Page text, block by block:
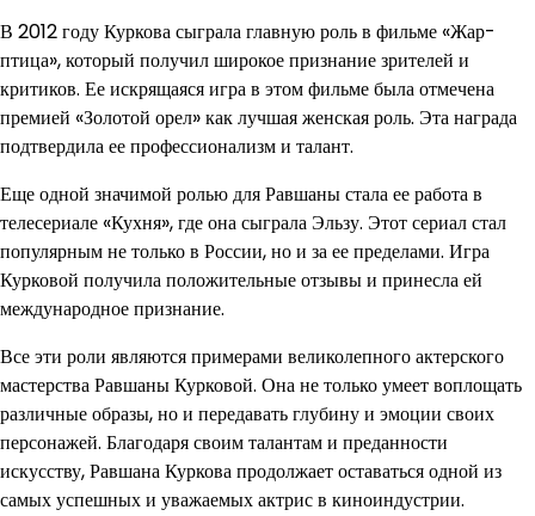
В 2012 году Куркова сыграла главную роль в фильме «Жар-
птица», который получил широкое признание зрителей и
критиков. Ее искрящаяся игра в этом фильме была отмечена
премией «Золотой орел» как лучшая женская роль. Эта награда
подтвердила ее профессионализм и талант.
Еще одной значимой ролью для Равшаны стала ее работа в
телесериале «Кухня», где она сыграла Эльзу. Этот сериал стал
популярным не только в России, но и за ее пределами. Игра
Курковой получила положительные отзывы и принесла ей
международное признание.
Все эти роли являются примерами великолепного актерского
мастерства Равшаны Курковой. Она не только умеет воплощать
различные образы, но и передавать глубину и эмоции своих
персонажей. Благодаря своим талантам и преданности
искусству, Равшана Куркова продолжает оставаться одной из
самых успешных и уважаемых актрис в киноиндустрии.